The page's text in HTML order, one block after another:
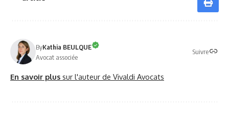
ByKathia BEULQUE
Avocat associée
Suivre
En savoir plus sur l'auteur de Vivaldi Avocats